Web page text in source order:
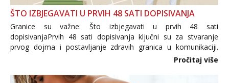
ŠTO IZBJEGAVATI U PRVIH 48 SATI DOPISIVANJA
Granice su važne: Što izbjegavati u prvih 48 sati
dopisivanjaPrvih 48 sati dopisivanja ključni su za stvaranje
prvog dojma i postavljanje zdravih granica u komunikaciji.
Važno je izbjeći prebrzo otkrivanje osobnih ili intimnih
informacija, jer nepoznata osoba još nije zaslužila to
povjerenje. Takođe...
Pročitaj više